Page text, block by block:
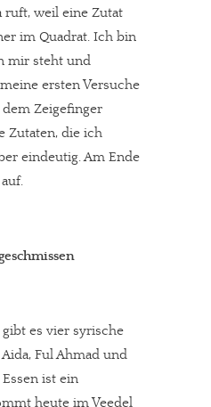
ruft, weil eine Zutat
im Quadrat. Ich bin
mir steht und
ersten Versuche
Zeigefinger
Zutaten, die ich
eindeutig. Am Ende
gibt es vier syrische
Ful Ahmad und
Essen ist ein
heute im Veedel